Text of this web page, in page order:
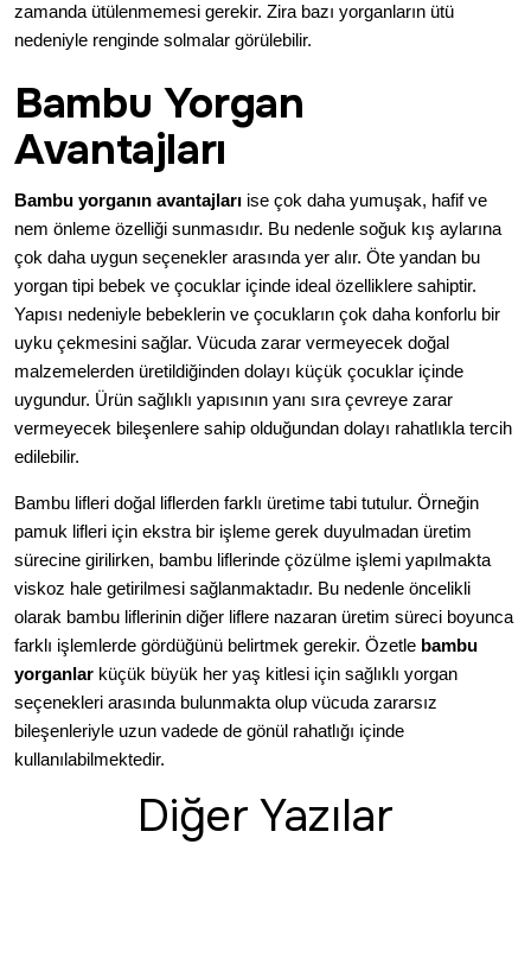
zamanda ütülenmemesi gerekir. Zira bazı yorganların ütü
nedeniyle renginde solmalar görülebilir.
Bambu Yorgan
Avantajları
Bambu yorganın avantajları ise çok daha yumuşak, hafif ve
nem önleme özelliği sunmasıdır. Bu nedenle soğuk kış aylarına
çok daha uygun seçenekler arasında yer alır. Öte yandan bu
yorgan tipi bebek ve çocuklar içinde ideal özelliklere sahiptir.
Yapısı nedeniyle bebeklerin ve çocukların çok daha konforlu bir
uyku çekmesini sağlar. Vücuda zarar vermeyecek doğal
malzemelerden üretildiğinden dolayı küçük çocuklar içinde
uygundur. Ürün sağlıklı yapısının yanı sıra çevreye zarar
vermeyecek bileşenlere sahip olduğundan dolayı rahatlıkla tercih
edilebilir.
Bambu lifleri doğal liflerden farklı üretime tabi tutulur. Örneğin
pamuk lifleri için ekstra bir işleme gerek duyulmadan üretim
sürecine girilirken, bambu liflerinde çözülme işlemi yapılmakta
viskoz hale getirilmesi sağlanmaktadır. Bu nedenle öncelikli
olarak bambu liflerinin diğer liflere nazaran üretim süreci boyunca
farklı işlemlerde gördüğünü belirtmek gerekir. Özetle bambu
yorganlar küçük büyük her yaş kitlesi için sağlıklı yorgan
seçenekleri arasında bulunmakta olup vücuda zararsız
bileşenleriyle uzun vadede de gönül rahatlığı içinde
kullanılabilmektedir.
Diğer Yazılar